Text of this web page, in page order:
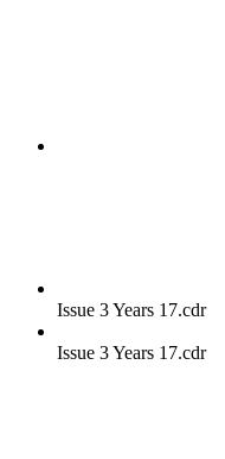
Issue 3 Years 17.cdr
Issue 3 Years 17.cdr